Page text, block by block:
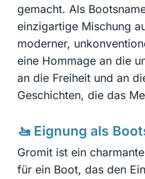
gemacht. Als
einzigartige Mischung
moderner,
eine Hommage an die
an die Freiheit und an
Geschichten, die das
🚤 Eignung als
Gromit ist ein
für ein Boot, das den